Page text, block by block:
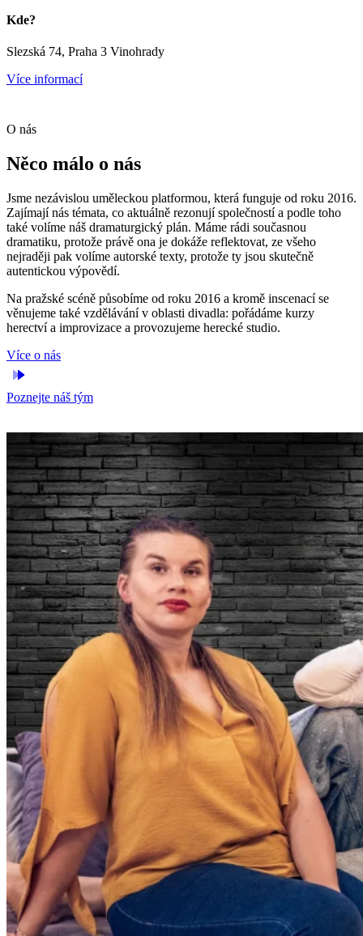
Kde?
Slezská 74, Praha 3 Vinohrady
Více informací
O nás
Něco málo o nás
Jsme nezávislou uměleckou platformou, která funguje od roku 2016.
Zajímají nás témata, co aktuálně rezonují společností a podle toho
také volíme náš dramaturgický plán. Máme rádi současnou
dramatiku, protože právě ona je dokáže reflektovat, ze všeho
nejraději pak volíme autorské texty, protože ty jsou skutečně
autentickou výpovědí.
Na pražské scéně působíme od roku 2016 a kromě inscenací se
věnujeme také vzdělávání v oblasti divadla: pořádáme kurzy
herectví a improvizace a provozujeme herecké studio.
Více o nás
Poznejte náš tým